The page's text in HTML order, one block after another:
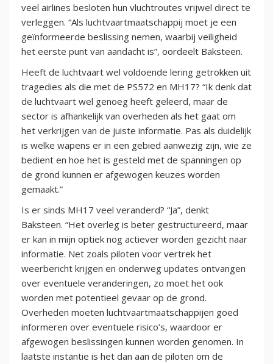
veel airlines besloten hun vluchtroutes vrijwel direct te
verleggen. “Als luchtvaartmaatschappij moet je een
geïnformeerde beslissing nemen, waarbij veiligheid
het eerste punt van aandacht is”, oordeelt Baksteen.
Heeft de luchtvaart wel voldoende lering getrokken uit
tragedies als die met de PS572 en MH17? “Ik denk dat
de luchtvaart wel genoeg heeft geleerd, maar de
sector is afhankelijk van overheden als het gaat om
het verkrijgen van de juiste informatie. Pas als duidelijk
is welke wapens er in een gebied aanwezig zijn, wie ze
bedient en hoe het is gesteld met de spanningen op
de grond kunnen er afgewogen keuzes worden
gemaakt.”
Is er sinds MH17 veel veranderd? “Ja”, denkt
Baksteen. “Het overleg is beter gestructureerd, maar
er kan in mijn optiek nog actiever worden gezicht naar
informatie. Net zoals piloten voor vertrek het
weerbericht krijgen en onderweg updates ontvangen
over eventuele veranderingen, zo moet het ook
worden met potentieel gevaar op de grond.
Overheden moeten luchtvaartmaatschappijen goed
informeren over eventuele risico’s, waardoor er
afgewogen beslissingen kunnen worden genomen. In
laatste instantie is het dan aan de piloten om de